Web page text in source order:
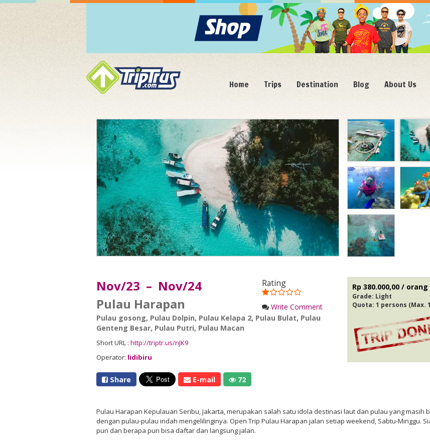
Home Trips Destination Blog About Us
Rating
Write Comment
Nov/23 – Nov/24
Pulau Harapan
Pulau gosong, Pulau Dolpin, Pulau Kelapa 2, Pulau Bulat, Pulau
Genteng Besar, Pulau Putri, Pulau Macan
Short URL : http://triptr.us/nJK9
Operator: lidibiru
Rp 380.000,00 / orang
Grade: Light
Quota: 1 persons (Max.
Share E-mail 72
Pulau Harapan Kepulauan Seribu, Jakarta, merupakan salah satu idola destinasi laut dan pulau yang masih
dengan pulau-pulau indah mengelilinginya. Open Trip Pulau Harapan jalan setiap weekend, Sabtu-Minggu.
pun dan berapa pun bisa daftar dan langsung jalan.